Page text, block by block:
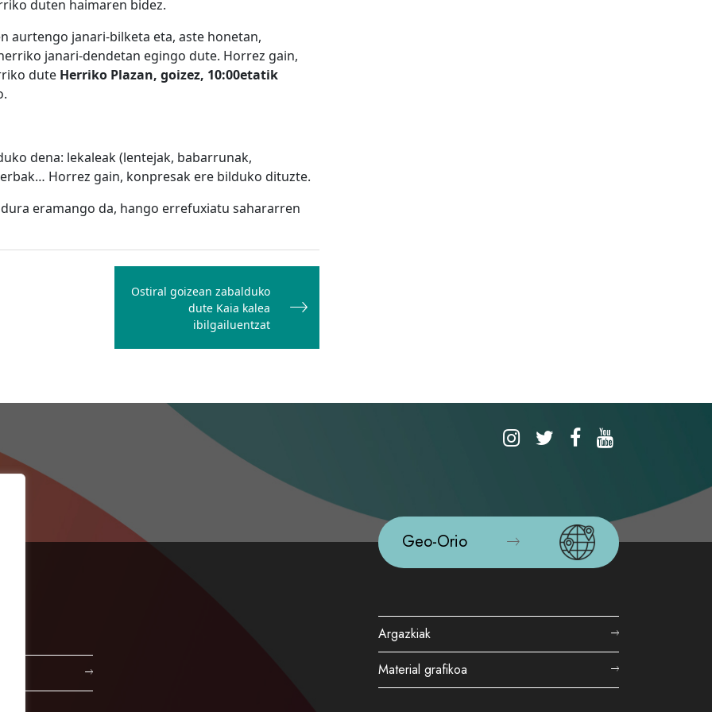
duten haimaren bidez.
aurtengo janari-bilketa eta, aste honetan,
janari-dendetan egingo dute. Horrez gain,
dute Herriko Plazan, goizez, 10:00etatik
dena: lekaleak (lentejak, babarrunak,
Horrez gain, konpresak ere bilduko dituzte.
eramango da, hango errefuxiatu sahararren
Ostiral goizean zabalduko
dute Kaia kalea
ibilgailuentzat
Geo-Orio
Argazkiak
Material grafikoa